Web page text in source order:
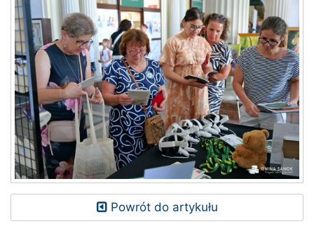
Powrót do artykułu